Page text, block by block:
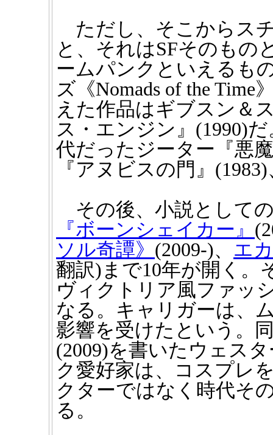
ただし、そこからス
と、それはSFそのもの
ームパンクといえるも
ズ《Nomads of the Time
えた作品はギブスン＆
ス・エンジン』(1990)
代だったジーター『悪
『アヌビスの門』
その後、小説として
『ボーンシェイカー』
ソル奇譚》 (2009-)、 エ
翻訳)まで10年が開く。
ヴィクトリア風ファッ
なる。キャリガーは、
影響を受けたという。
(2009)を書いたウェス
ク愛好家は、コスプレ
クターではなく時代そ
る。